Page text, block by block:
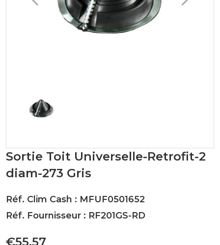
Sortie Toit Universelle-Retrofit-2
diam-273 Gris
Réf. Clim Cash : MFUF0501652
Réf. Fournisseur : RF201GS-RD
€55,57